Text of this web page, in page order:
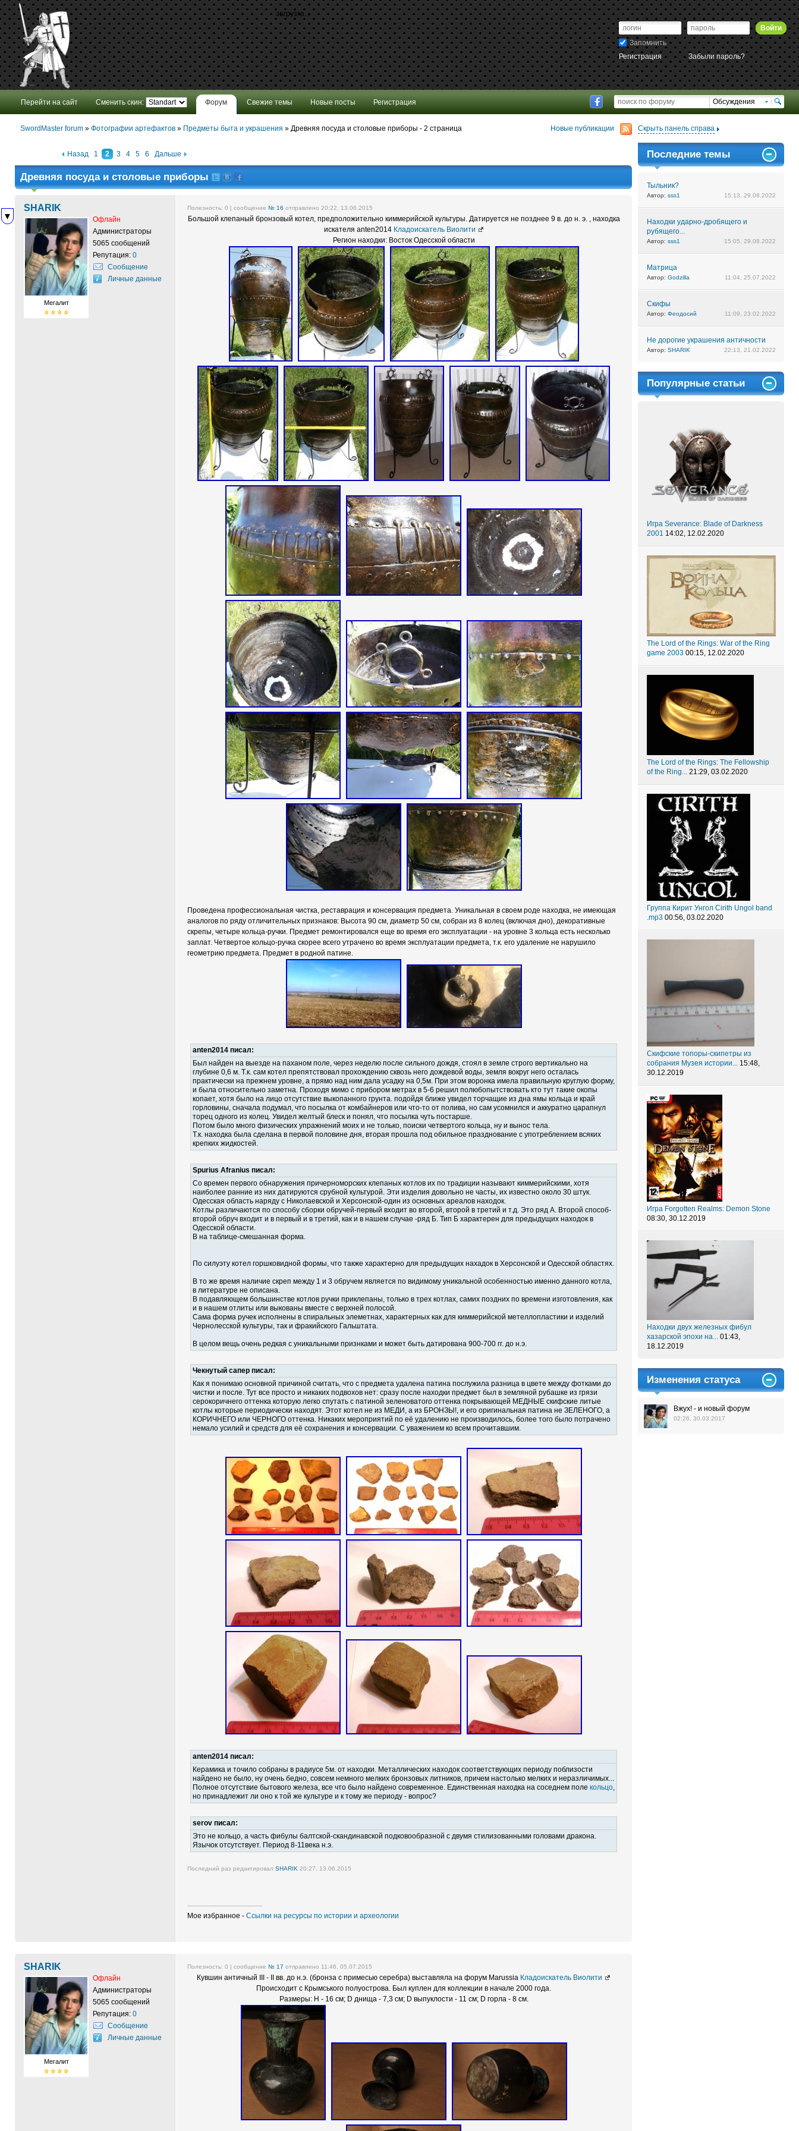
загрузка...
Перейти на сайт Сменить скин: Форум Свежие темы Новые посты Регистрация
Войти
Запомнить
Регистрация
Забыли пароль?
Обсуждения
SwordMaster forum » Фотографии артефактов » Предметы быта и украшения » Древняя посуда и столовые приборы - 2 страница Новые публикации Скрыть панель справа
Назад 1 2 3 4 5 6 Дальше
Древняя посуда и столовые приборы
SHARIK
Мегалит
Офлайн
Администраторы
5065 сообщений
Репутация: 0
Сообщение
Личные данные
Полезность: 0 | сообщение № 16 отправлено 20:22, 13.06.2015
Большой клепаный бронзовый котел, предположительно киммерийской культуры. Датируется не позднее 9 в. до н. э. , находка
искателя anten2014 Кладоискатель Виолити
Регион находки: Восток Одесской области
Проведена профессиональная чистка, реставрация и консервация предмета. Уникальная в своем роде находка, не имеющая
аналогов по ряду отличительных признаков: Высота 90 см, диаметр 50 см, собран из 8 колец (включая дно), декоративные
скрепы, четыре кольца-ручки. Предмет ремонтировался еще во время его эксплуатации - на уровне 3 кольца есть несколько
заплат. Четвертое кольцо-ручка скорее всего утрачено во время эксплуатации предмета, т.к. его удаление не нарушило
геометрию предмета. Предмет в родной патине.
anten2014 писал:
Был найден на выезде на паханом поле, через неделю после сильного дождя, стоял в земле строго вертикально на
глубине 0,6 м. Т.к. сам котел препятствовал прохождению сквозь него дождевой воды, земля вокруг него осталась
практически на прежнем уровне, а прямо над ним дала усадку на 0,5м. При этом воронка имела правильную круглую форму,
и была относительно заметна. Проходя мимо с прибором метрах в 5-6 решил полюбопытствовать кто тут такие окопы
копает, хотя было на лицо отсутствие выкопанного грунта. подойдя ближе увидел торчащие из дна ямы кольца и край
горловины, сначала подумал, что посылка от комбайнеров или что-то от полива, но сам усомнился и аккуратно царапнул
торец одного из колец. Увидел желтый блеск и понял, что посылка чуть постарше.
Потом было много физических упражнений моих и не только, поиски четвертого кольца, ну и вынос тела.
Т.к. находка была сделана в первой половине дня, вторая прошла под обильное празднование с употреблением всяких
крепких жидкостей.
Spurius Afranius писал:
Со времен первого обнаружения причерноморских клепаных котлов их по традиции называют киммерийскими, хотя
наиболее ранние из них датируются срубной культурой. Эти изделия довольно не часты, их известно около 30 штук.
Одесская область наряду с Николаевской и Херсонской-один из основных ареалов находок.
Котлы различаются по способу сборки обручей-первый входит во второй, второй в третий и т.д. Это ряд А. Второй способ-
второй обруч входит и в первый и в третий, как и в нашем случае -ряд Б. Тип Б характерен для предыдущих находок в
Одесской области.
В на таблице-смешанная форма.
По силуэту котел горшковидной формы, что также характерно для предыдущих нахадок в Херсонской и Одесской областях.
В то же время наличие скреп между 1 и 3 обручем является по видимому уникальной особенностью именно данного котла,
в литературе не описана.
В подавляющем большинстве котлов ручки приклепаны, только в трех котлах, самих поздних по времени изготовления, как
и в нашем отлиты или выкованы вместе с верхней полосой.
Сама форма ручек исполнены в спиральных элеметнах, характерных как для киммерийской метеллопластики и изделий
Чернолесской культуры, так и фракийского Гальштата.
В целом вещь очень редкая с уникальными признками и может быть датирована 900-700 гг. до н.э.
Чекнутый сапер писал:
Как я понимаю основной причиной считать, что с предмета удалена патина послужила разница в цвете между фотками до
чистки и после. Тут все просто и никаких подвохов нет: сразу после находки предмет был в земляной рубашке из грязи
серокоричнего оттенка которую легко спутать с патиной зеленоватого оттенка покрывающей МЕДНЫЕ скифские литые
котлы которые периодически находят. Этот котел не из МЕДИ, а из БРОНЗЫ!, и его оригинальная патина не ЗЕЛЕНОГО, а
КОРИЧНЕГО или ЧЕРНОГО оттенка. Никаких мероприятий по её удалению не производилось, более того было потрачено
немало усилий и средств для её сохранения и консервации. С уважением ко всем прочитавшим.
anten2014 писал:
Керамика и точило собраны в радиусе 5м. от находки. Металлических находок соответствующих периоду поблизости
найдено не было, ну очень бедно, совсем немного мелких бронзовых литников, причем настолько мелких и неразличимых...
Полное отсутствие бытового железа, все что было найдено современное. Единственная находка на соседнем поле кольцо,
но принадлежит ли оно к той же культуре и к тому же периоду - вопрос?
serov писал:
Это не кольцо, а часть фибулы балтской-скандинавской подковообразной с двумя стилизованными головами дракона.
Язычок отсутствует. Период 8-11века н.э.
Последний раз редактировал SHARIK 20:27, 13.06.2015
------------------------------------------
Мое избранное - Ссылки на ресурсы по истории и археологии
SHARIK
Мегалит
Офлайн
Администраторы
5065 сообщений
Репутация: 0
Сообщение
Личные данные
Полезность: 0 | сообщение № 17 отправлено 11:46, 05.07.2015
Кувшин античный III - II вв. до н.э. (бронза с примесью серебра) выставляла на форум Marussia Кладоискатель Виолити
Происходит с Крымського полуострова. Был куплен для коллекции в начале 2000 года.
Размеры: H - 16 см; D днища - 7,3 см; D выпуклости - 11 см; D горла - 8 см.
Последние темы
Тыльник?
Автор: sss1 15:13, 29.08.2022
Находки ударно-дробящего и
рубящего...
Автор: sss1 15:05, 29.08.2022
Матрица
Автор: Godzilla 11:04, 25.07.2022
Скифы
Автор: Феодосий 11:09, 23.02.2022
Не дорогие украшения античности
Автор: SHARIK 22:13, 21.02.2022
Популярные статьи
Игра Severance: Blade of Darkness
2001 14:02, 12.02.2020
The Lord of the Rings: War of the Ring
game 2003 00:15, 12.02.2020
The Lord of the Rings: The Fellowship
of the Ring...
21:29, 03.02.2020
Группа Кирит Унгол Cirith Ungol band
.mp3 00:56, 03.02.2020
Скифские топоры-скипетры из
собрания Музея истории...
15:48,
30.12.2019
Игра Forgotten Realms: Demon Stone
08:30, 30.12.2019
Находки двух железных фибул
хазарской эпохи на...
01:43,
18.12.2019
Изменения статуса
Вжух! - и новый форум
02:26, 30.03.2017
▼